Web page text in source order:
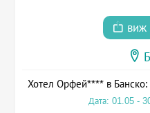
виж
Хотел Орфей**** в
Дата: 01.05 -